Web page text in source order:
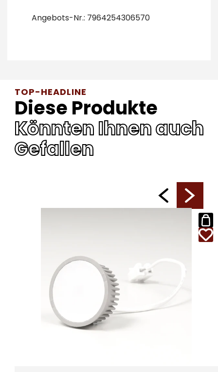
Angebots-Nr.: 7964254306570
TOP-HEADLINE
Diese Produkte
Könnten Ihnen auch
Gefallen